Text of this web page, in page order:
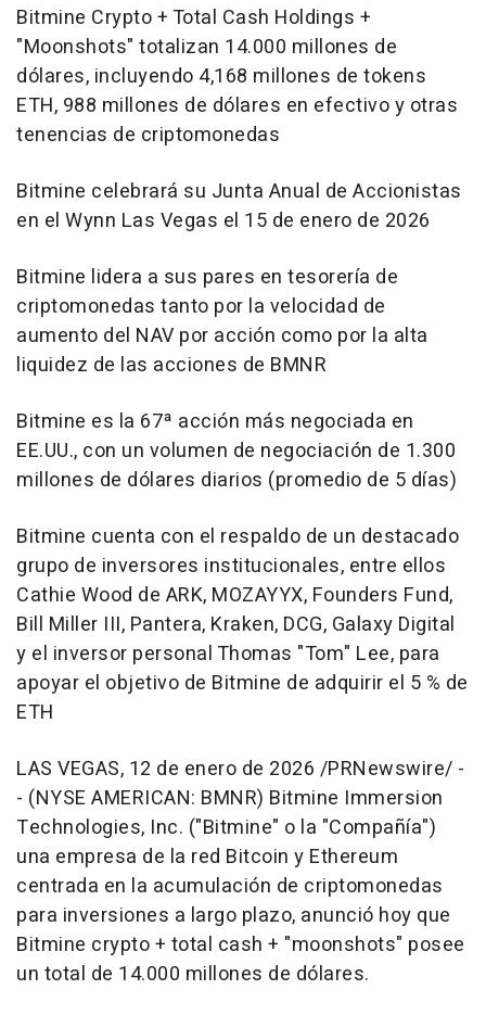
Bitmine Crypto + Total Cash Holdings +
"Moonshots" totalizan 14.000 millones de
dólares, incluyendo 4,168 millones de tokens
ETH, 988 millones de dólares en efectivo y otras
tenencias de criptomonedas
Bitmine celebrará su Junta Anual de Accionistas
en el Wynn Las Vegas el 15 de enero de 2026
Bitmine lidera a sus pares en tesorería de
criptomonedas tanto por la velocidad de
aumento del NAV por acción como por la alta
liquidez de las acciones de BMNR
Bitmine es la 67ª acción más negociada en
EE.UU., con un volumen de negociación de 1.300
millones de dólares diarios (promedio de 5 días)
Bitmine cuenta con el respaldo de un destacado
grupo de inversores institucionales, entre ellos
Cathie Wood de ARK, MOZAYYX, Founders Fund,
Bill Miller III, Pantera, Kraken, DCG, Galaxy Digital
y el inversor personal Thomas "Tom" Lee, para
apoyar el objetivo de Bitmine de adquirir el 5 % de
ETH
LAS VEGAS, 12 de enero de 2026 /PRNewswire/ -
- (NYSE AMERICAN: BMNR) Bitmine Immersion
Technologies, Inc. ("Bitmine" o la "Compañía")
una empresa de la red Bitcoin y Ethereum
centrada en la acumulación de criptomonedas
para inversiones a largo plazo, anunció hoy que
Bitmine crypto + total cash + "moonshots" posee
un total de 14.000 millones de dólares.